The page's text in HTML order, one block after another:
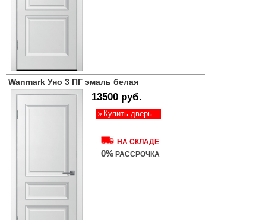
Wanmark Уно 3 ПГ эмаль белая
13500 руб.
Купить дверь
НА СКЛАДЕ
0% РАССРОЧКА